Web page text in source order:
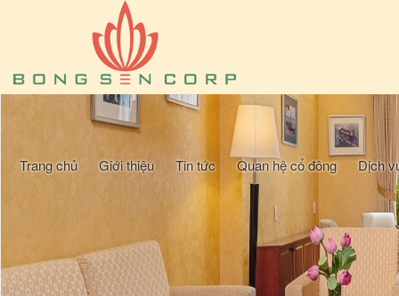
Trang chủ Giới thiệu Tin tức Quan hệ cổ đông Dịch